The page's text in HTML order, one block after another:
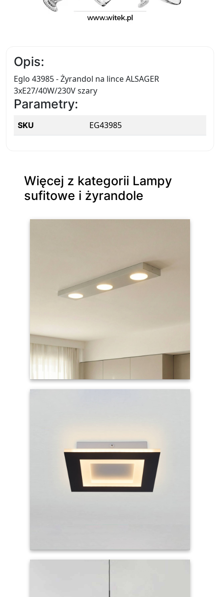
Opis:
Eglo 43985 - Żyrandol na lince ALSAGER
3xE27/40W/230V szary
Parametry:
SKU EG43985
Więcej z kategorii Lampy
sufitowe i żyrandole